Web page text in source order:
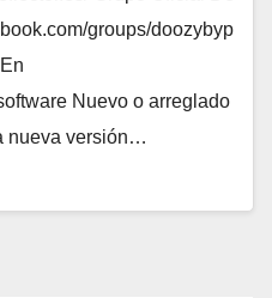
groups/doozybyp
Nuevo o arreglado
nueva versión…